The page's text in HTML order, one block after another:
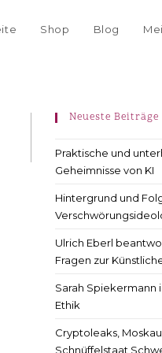
Shop Blog
Neueste Beiträge
Praktische und
Geheimnisse von KI
Hintergrund und
Ulrich Eberl
Fragen zur
Sarah Spiekermann
Ethik
Cryptoleaks,
Schnüffelstaat